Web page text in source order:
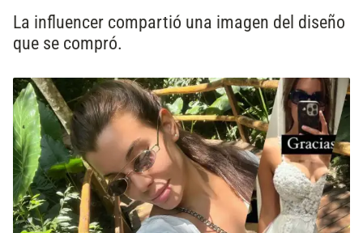
La influencer compartió una imagen del diseño
que se compró.